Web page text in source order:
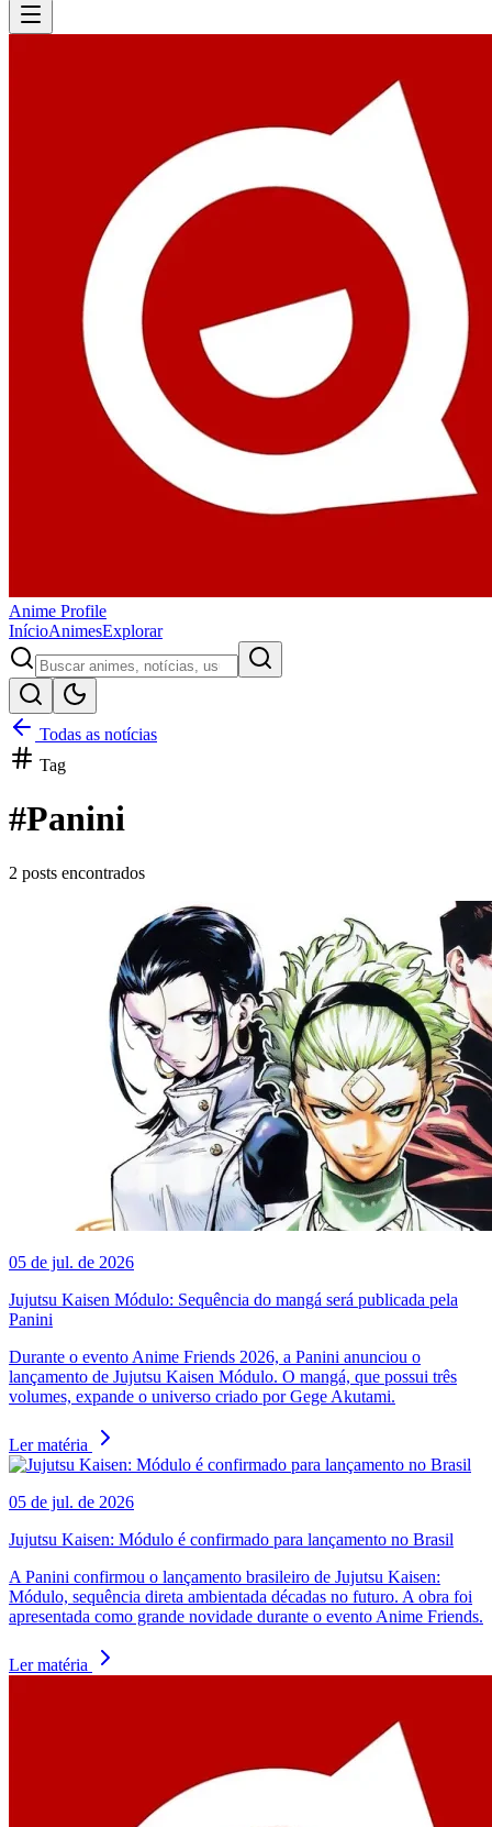
Anime Profile
InícioAnimesExplorar
Todas as notícias
Tag
#Panini
2 posts encontrados
05 de jul. de 2026
Jujutsu Kaisen Módulo: Sequência do mangá será publicada pela
Panini
Durante o evento Anime Friends 2026, a Panini anunciou o
lançamento de Jujutsu Kaisen Módulo. O mangá, que possui três
volumes, expande o universo criado por Gege Akutami.
Ler matéria
05 de jul. de 2026
Jujutsu Kaisen: Módulo é confirmado para lançamento no Brasil
A Panini confirmou o lançamento brasileiro de Jujutsu Kaisen:
Módulo, sequência direta ambientada décadas no futuro. A obra foi
apresentada como grande novidade durante o evento Anime Friends.
Ler matéria